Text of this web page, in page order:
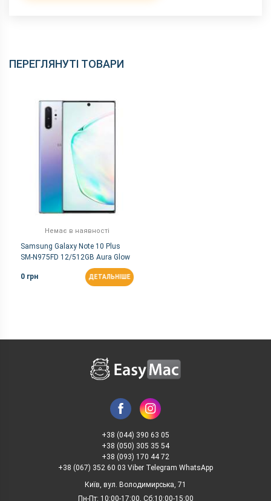
ПЕРЕГЛЯНУТІ ТОВАРИ
Немає в наявності
Samsung Galaxy Note 10 Plus
SM-N975FD 12/512GB Aura Glow
0 грн ДЕТАЛЬНІШЕ
+38 (044) 390 63 05
+38 (050) 305 35 54
+38 (093) 170 44 72
+38 (067) 352 60 03 Viber Telegram WhatsApp
Київ, вул. Володимирська, 71
Пн-Пт: 10:00-17:00, Сб:10:00-15:00